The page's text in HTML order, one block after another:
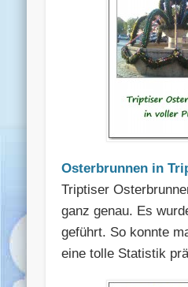
Osterbrunnen in
Triptiser
ganz genau. Es
geführt. So konnte
eine tolle Statistik